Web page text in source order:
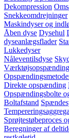
Dekompression
Snekkeomdrejninger
Maskindyser og
Åben dyse Dysehul
dyseanlægsflader
Lukkedyser
Nåleventilsdyse
Værktøjsopspænding
Direkte opspænding
Opspændingsbolte
Boltafstand
Sprøjtestøbeproces
Beregninger af